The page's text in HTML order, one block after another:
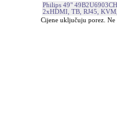
Philips 49" 49B2U6903CH,
2xHDMI, TB, RJ45,
Cijene uključuju porez. Ne